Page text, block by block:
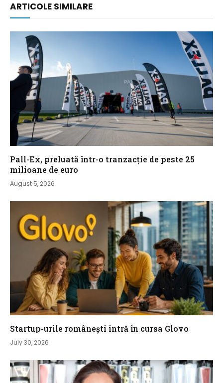
ARTICOLE SIMILARE
Pall-Ex, preluată într-o tranzacție de peste 25
milioane de euro
August 5, 2026
Startup-urile românești intră în cursa Glovo
July 30, 2026